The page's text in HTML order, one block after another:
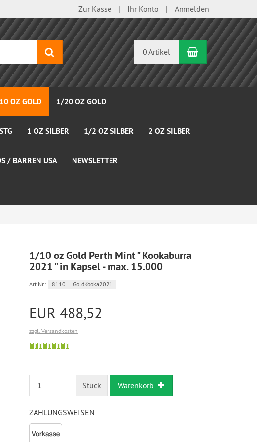
Zur Kasse Ihr Konto Anmelden
Suchen 0 Artikel Warenkorb
OZ GOLD 1/20 OZ GOLD
1 OZ SILBER 1/2 OZ SILBER 2 OZ SILBER
/ BARREN USA NEWSLETTER
1/10 oz Gold Perth Mint " Kookaburra
2021 " in Kapsel - max. 15.000
Art.Nr.: 8110___GoldKooka2021
EUR 488,52
zzgl. Versandkosten
Stück Warenkorb
ZAHLUNGSWEISEN